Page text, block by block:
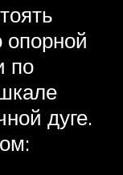
опорной
по
дуге.